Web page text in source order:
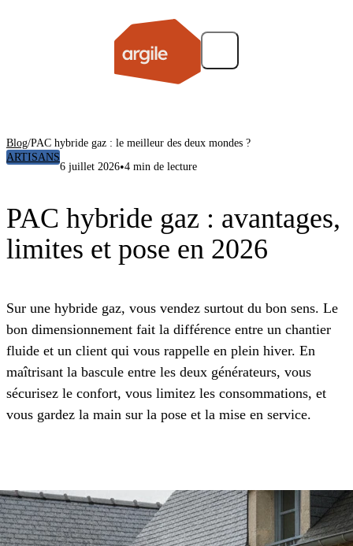
Blog/PAC hybride gaz : le meilleur des deux mondes ?
ARTISANS
6 juillet 2026•4 min de lecture
PAC hybride gaz : avantages,
limites et pose en 2026
Sur une hybride gaz, vous vendez surtout du bon sens. Le
bon dimensionnement fait la différence entre un chantier
fluide et un client qui vous rappelle en plein hiver. En
maîtrisant la bascule entre les deux générateurs, vous
sécurisez le confort, vous limitez les consommations, et
vous gardez la main sur la pose et la mise en service.